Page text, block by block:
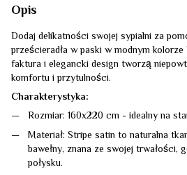
Opis
Dodaj delikatności swojej sypialni za
prześcieradła w paski w modnym
faktura i elegancki design tworzą
komfortu i przytulności.
Charakterystyka:
Rozmiar: 160x220 cm - idealny na
Materiał: Stripe satin to naturalna
bawełny, znana ze swojej trwałości,
połysku.